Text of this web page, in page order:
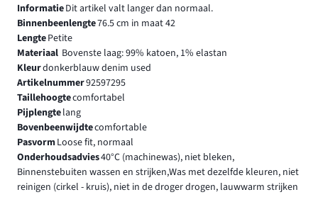
InformatieDit artikel valt langer dan normaal.
Binnenbeenlengte76.5 cm in maat 42
LengtePetite
Materiaal Bovenste laag: 99% katoen, 1% elastan
Kleurdonkerblauw denim used
Artikelnummer92597295
Taillehoogtecomfortabel
Pijplengtelang
Bovenbeenwijdtecomfortable
PasvormLoose fit, normaal
Onderhoudsadvies40°C (machinewas), niet bleken,
Binnenstebuiten wassen en strijken,Was met dezelfde kleuren, niet
reinigen (cirkel - kruis), niet in de droger drogen, lauwwarm strijken